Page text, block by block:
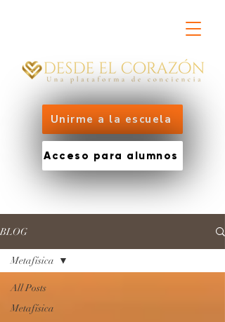
Unirme a la escuela
Acceso para alumnos
BLOG
All Posts
Metafísica
Metafísica